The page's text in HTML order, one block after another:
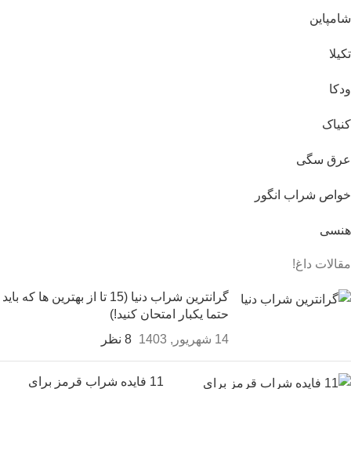
شامپاین
تکیلا
ودکا
کنیاک
عرق سگی
خواص شراب انگور
هنسی
مقالات داغ!
گرانترین شراب دنیا (15 تا از بهترین ها که باید
حتما یکبار امتحان کنید!)
14 شهریور, 1403
8 نظر
11 فایده شراب قرمز برای